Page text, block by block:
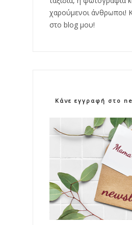
χαρούμενοι άνθρωποι!
στο blog μου!
Κάνε εγγραφή στο